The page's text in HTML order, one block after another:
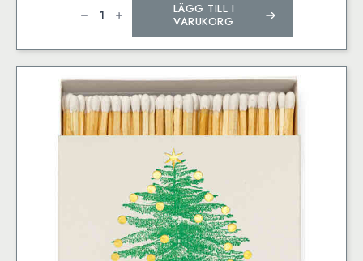
mängd
LÄGG TILL I
VARUKORG